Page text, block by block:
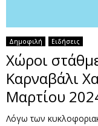
Δημοφιλή Ειδήσεις
Χώροι
Καρναβάλι
Μαρτίου
Λόγω των